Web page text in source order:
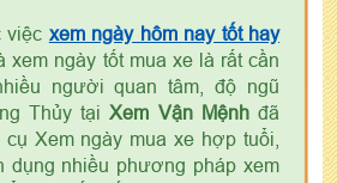
việc xem ngày hôm nay tốt hay
xem ngày tốt mua xe là rất cần
người quan tâm, độ ngũ
Thủy tạiXem Vận Mệnhđã
Xem ngày mua xe hợp tuổi,
dụng nhiều phương pháp xem